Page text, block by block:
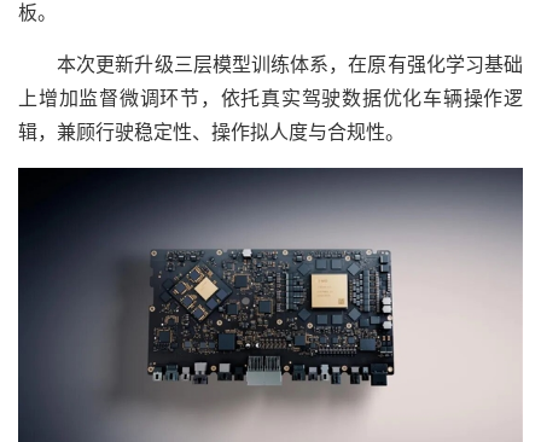
板。
本次更新升级三层模型训练体系，在原有强化学习基础
上增加监督微调环节，依托真实驾驶数据优化车辆操作逻
辑，兼顾行驶稳定性、操作拟人度与合规性。